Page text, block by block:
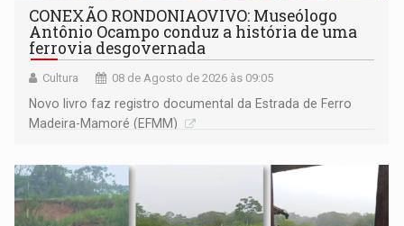
CONEXÃO RONDONIAOVIVO: Museólogo
Antônio Ocampo conduz a história de uma
ferrovia desgovernada
Cultura 08 de Agosto de 2026 às 09:05
Novo livro faz registro documental da Estrada de Ferro
Madeira-Mamoré (EFMM)